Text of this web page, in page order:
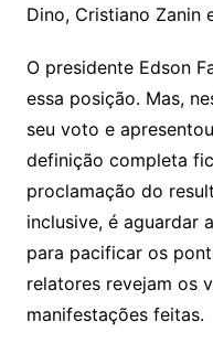
Dino, Cristiano Zanin
O presidente Edson
essa posição. Mas,
seu voto e
definição completa
proclamação do
inclusive, é aguardar
para pacificar os
relatores revejam os
manifestações feitas.